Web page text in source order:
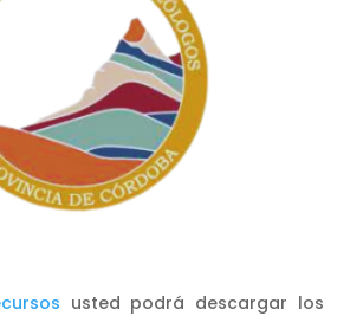
usted podrá descargar los